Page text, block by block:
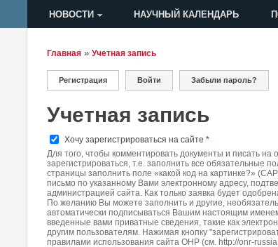
Меню пользователя
НОВОСТИ НАУЧНЫЙ КАЛЕНДАРЬ
Вы здесь
Главная » Учетная запись
Главные вкладки
Регистрация (активная вкладка)
Войти Забыли пароль?
Учетная запись
Хочу зарегистрироваться на сайте *
Для того, чтобы комментировать документы и писать
зарегистрироваться, т.е. заполнить все обязательные
страницы заполнить поле «какой код на картинке?»
письмо по указанному Вами электронному адресу,
администрацией сайта. Как только заявка будет
По желанию Вы можете заполнить и другие,
автоматически подписываться Вашим настоящим
введенные вами приватные сведения, такие как
другим пользователям. Нажимая кнопку
правилами использования сайта ОНР (см. http://onr-